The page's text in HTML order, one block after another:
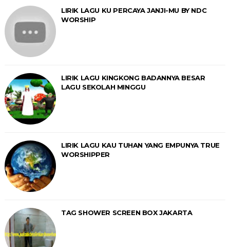
LIRIK LAGU KU PERCAYA JANJI-MU BY NDC
WORSHIP
LIRIK LAGU KINGKONG BADANNYA BESAR
LAGU SEKOLAH MINGGU
LIRIK LAGU KAU TUHAN YANG EMPUNYA TRUE
WORSHIPPER
TAG SHOWER SCREEN BOX JAKARTA